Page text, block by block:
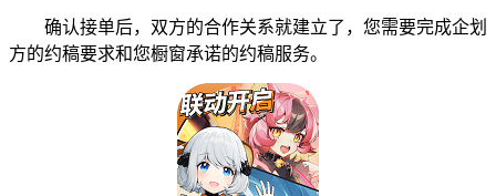
确认接单后，双方的合作关系就建立了，您需要完成企划
方的约稿要求和您橱窗承诺的约稿服务。